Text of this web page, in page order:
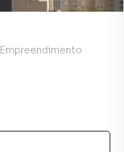
Empreendimento